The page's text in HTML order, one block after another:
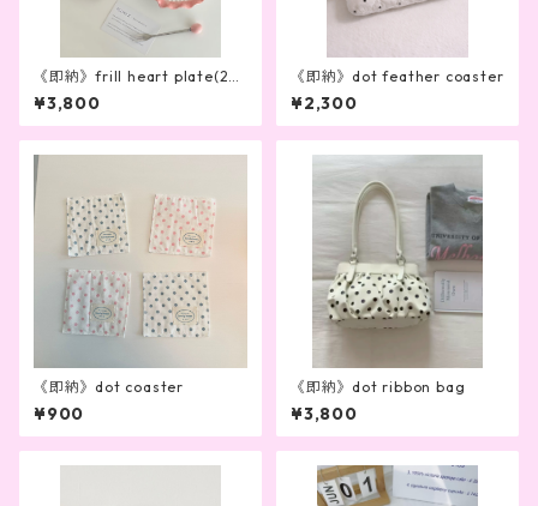
《即納》frill heart plate(2co
lor）
¥3,800
《即納》dot feather coaster
¥2,300
《即納》dot coaster
¥900
《即納》dot ribbon bag
¥3,800